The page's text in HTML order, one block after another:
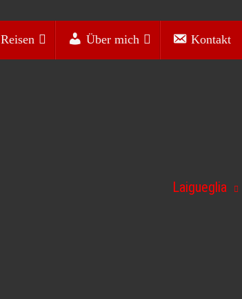
Reisen Über mich Kontakt
Laigueglia